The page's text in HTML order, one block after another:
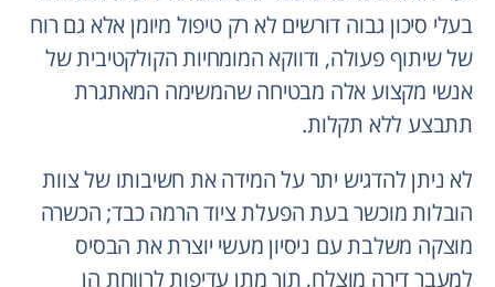
בעלי סיכון גבוה דורשים לא רק טיפול מיומן אלא גם רוח
של שיתוף פעולה, ודווקא המומחיות הקולקטיבית של
אנשי מקצוע אלה מבטיחה שהמשימה המאתגרת
תתבצע ללא תקלות.
לא ניתן להדגיש יתר על המידה את חשיבותו של צוות
הובלות מוכשר בעת הפעלת ציוד הרמה כבד; הכשרה
מוצקה משלבת עם ניסיון מעשי יוצרת את הבסיס
למעבר דירה מוצלח, תוך מתן עדיפות לרווחת הן